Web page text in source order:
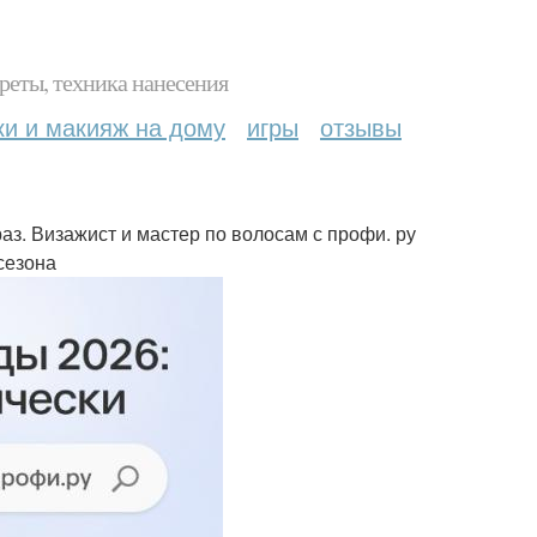
техника нанесения
и макияж на дому игры отзывы
Визажист и мастер по волосам с профи. ру